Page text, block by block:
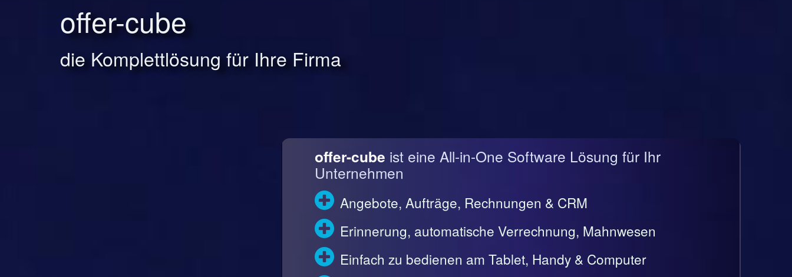
offer-cube
die Komplettlösung für Ihre Firma
offer-cube ist eine All-in-One Software Lösung für Ihr
Unternehmen
Angebote, Aufträge, Rechnungen & CRM
Erinnerung, automatische Verrechnung, Mahnwesen
Einfach zu bedienen am Tablet, Handy & Computer